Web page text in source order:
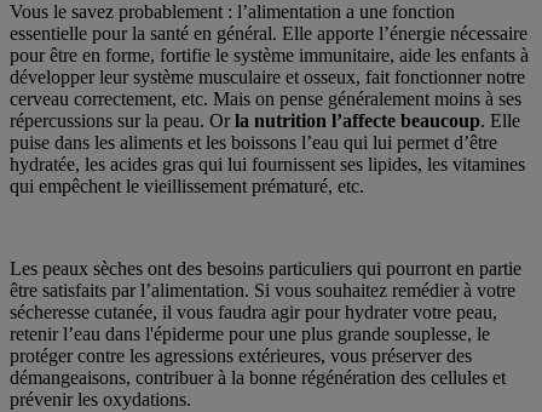
Vous le savez probablement : l’alimentation a une fonction
essentielle pour la santé en général. Elle apporte l’énergie nécessaire
pour être en forme, fortifie le système immunitaire, aide les enfants à
développer leur système musculaire et osseux, fait fonctionner notre
cerveau correctement, etc. Mais on pense généralement moins à ses
répercussions sur la peau. Orla nutrition l’affecte beaucoup. Elle
puise dans les aliments et les boissons l’eau qui lui permet d’être
hydratée, les acides gras qui lui fournissent ses lipides, les vitamines
qui empêchent le vieillissement prématuré, etc.
Les peaux sèches ont des besoins particuliers qui pourront en partie
être satisfaits par l’alimentation. Si vous souhaitez remédier à votre
sécheresse cutanée, il vous faudra agir pour hydrater votre peau,
retenir l’eau dans l'épiderme pour une plus grande souplesse, le
protéger contre les agressions extérieures, vous préserver des
démangeaisons, contribuer à la bonne régénération des cellules et
prévenir les oxydations.